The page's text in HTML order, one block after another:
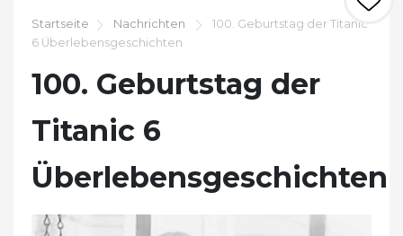
Startseite Nachrichten
100. Geburtstag der Titanic
6 Überlebensgeschichten
100. Geburtstag der
Titanic 6
Überlebensgeschichten